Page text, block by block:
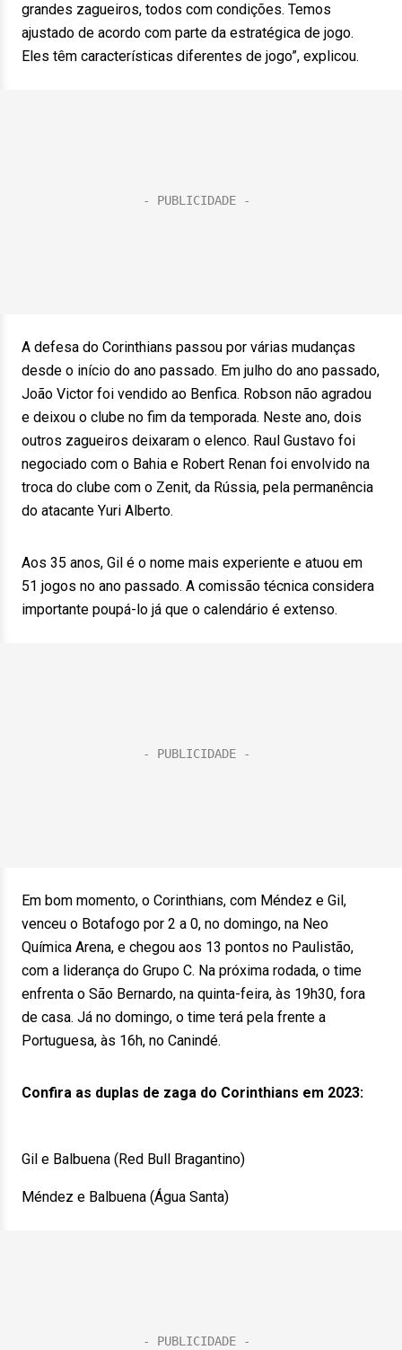
grandes zagueiros, todos com condições. Temos
ajustado de acordo com parte da estratégica de jogo.
Eles têm características diferentes de jogo”, explicou.
A defesa do Corinthians passou por várias mudanças
desde o início do ano passado. Em julho do ano passado,
João Victor foi vendido ao Benfica. Robson não agradou
e deixou o clube no fim da temporada. Neste ano, dois
outros zagueiros deixaram o elenco. Raul Gustavo foi
negociado com o Bahia e Robert Renan foi envolvido na
troca do clube com o Zenit, da Rússia, pela permanência
do atacante Yuri Alberto.
Aos 35 anos, Gil é o nome mais experiente e atuou em
51 jogos no ano passado. A comissão técnica considera
importante poupá-lo já que o calendário é extenso.
Em bom momento, o Corinthians, com Méndez e Gil,
venceu o Botafogo por 2 a 0, no domingo, na Neo
Química Arena, e chegou aos 13 pontos no Paulistão,
com a liderança do Grupo C. Na próxima rodada, o time
enfrenta o São Bernardo, na quinta-feira, às 19h30, fora
de casa. Já no domingo, o time terá pela frente a
Portuguesa, às 16h, no Canindé.
Confira as duplas de zaga do Corinthians em 2023:
Gil e Balbuena (Red Bull Bragantino)
Méndez e Balbuena (Água Santa)